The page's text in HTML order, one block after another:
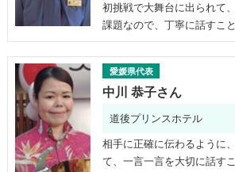
初挑戦で大舞台に出られて
課題なので、丁寧に話すこ
愛媛県代表
中川 恭子さん
道後プリンスホテル
相手に正確に伝わるように
て、一言一言を大切に話す